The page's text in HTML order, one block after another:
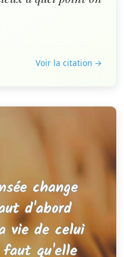
Voir la citation →